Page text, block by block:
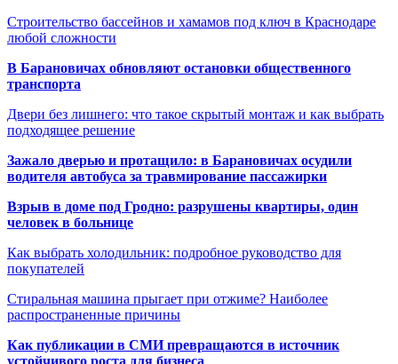
Строительство бассейнов и хамамов под ключ в Краснодаре
любой сложности
В Барановичах обновляют остановки общественного
транспорта
Двери без лишнего: что такое скрытый монтаж и как выбрать
подходящее решение
Зажало дверью и протащило: в Барановичах осудили
водителя автобуса за травмирование пассажирки
Взрыв в доме под Гродно: разрушены квартиры, один
человек в больнице
Как выбрать холодильник: подробное руководство для
покупателей
Стиральная машина прыгает при отжиме? Наиболее
распространенные причины
Как публикации в СМИ превращаются в источник
устойчивого роста для бизнеса